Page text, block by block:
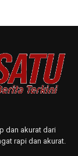
dan akurat dari
rapi dan akurat.